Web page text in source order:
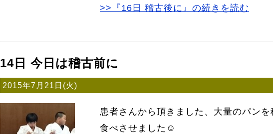
>>『16日 稽古後に』の続きを読む
14日 今日は稽古前に
2015年7月21日(火)
患者さんから頂きました、大量のパン
食べさせました☺